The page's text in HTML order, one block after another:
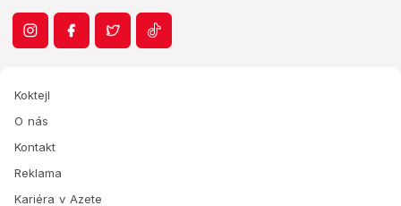
Koktejl
O nás
Kontakt
Reklama
Kariéra v Azete